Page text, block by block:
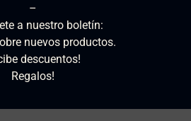
–
a nuestro boletín:
nuevos productos.
descuentos!
Regalos!